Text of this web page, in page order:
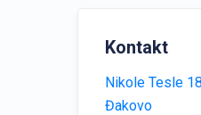
Kontakt
Nikole Tesle
Đakovo